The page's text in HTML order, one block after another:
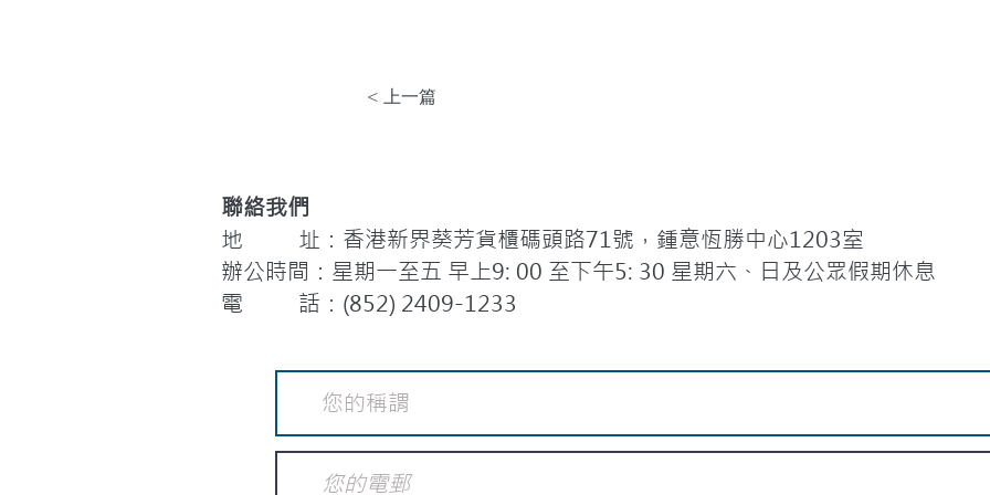
< 上一篇
聯絡我們
地 址：香港新界葵芳貨櫃碼頭路71號，鍾意恆勝中心1203室
辦公時間：星期一至五 早上9: 00 至下午5: 30 星期六、日及公眾假期休息
電 話：(852) 2409-1233